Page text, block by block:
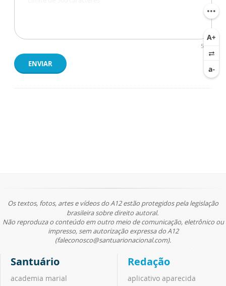
500
ENVIAR
Os textos, fotos, artes e vídeos do A12 estão protegidos pela legislação
brasileira sobre direito autoral.
Não reproduza o conteúdo em outro meio de comunicação, eletrônico ou
impresso, sem autorização expressa do A12
(faleconosco@santuarionacional.com).
Santuário
academia marial
Redação
aplicativo aparecida